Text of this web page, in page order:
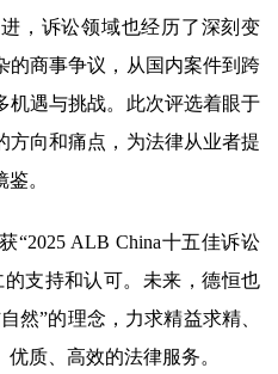
，诉讼领域也经历了深刻变
的商事争议，从国内案件到跨
机遇与挑战。此次评选着眼于
方向和痛点，为法律从业者提
。
“2025 ALB China十五佳诉讼
支持和认可。未来，德恒也
然”的理念，力求精益求精、
质、高效的法律服务。